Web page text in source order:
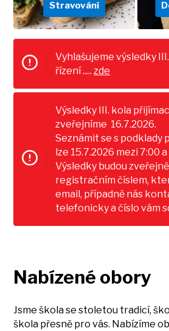
Stravování
Vyhlašujeme výsledky
řízení .....zde
Výsledky III. kola
zveřejníme 16.7.2026.
Seznámit se s podklady
lze 15.7.2026 mezi 7:00 a
Výsledky budou
registračním číslem,
email, případně nás
telefonicky a číslo vám
Nabízené obory
Jsme škola se stoletou tradicí,
škola přesně pro vás. Nabízíme